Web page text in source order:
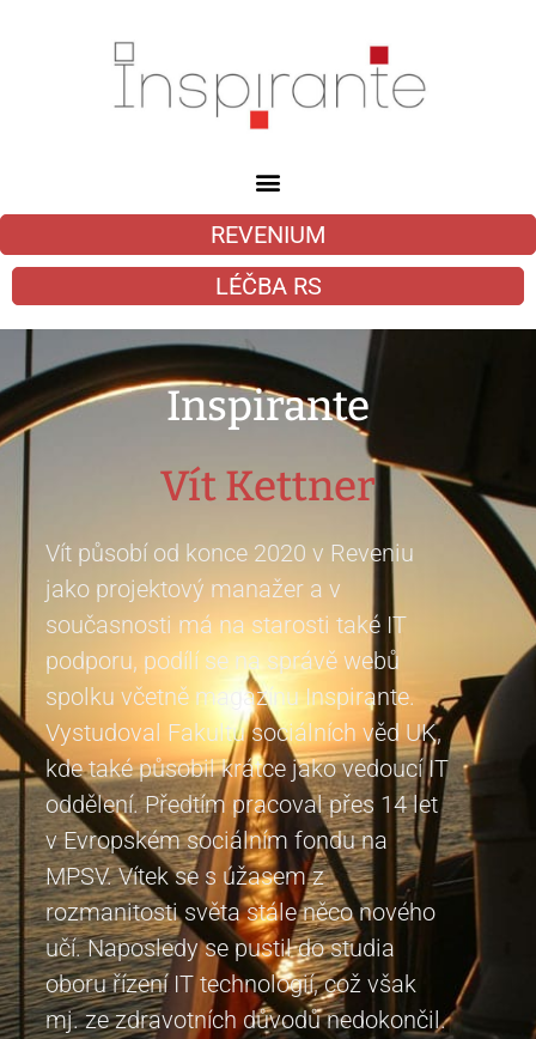
REVENIUM
LÉČBA RS
Inspirante
Vít Kettner
Vít působí od konce 2020 v Reveniu
jako projektový manažer a v
současnosti má na starosti také IT
podporu, podílí se na správě webů
spolku včetně magazínu Inspirante.
Vystudoval Fakultu sociálních věd UK,
kde také působil krátce jako vedoucí IT
oddělení. Předtím pracoval přes 14 let
v Evropském sociálním fondu na
MPSV. Vítek se s úžasem z
rozmanitosti světa stále něco nového
učí. Naposledy se pustil do studia
oboru řízení IT technologií, což však
mj. ze zdravotních důvodů nedokončil.